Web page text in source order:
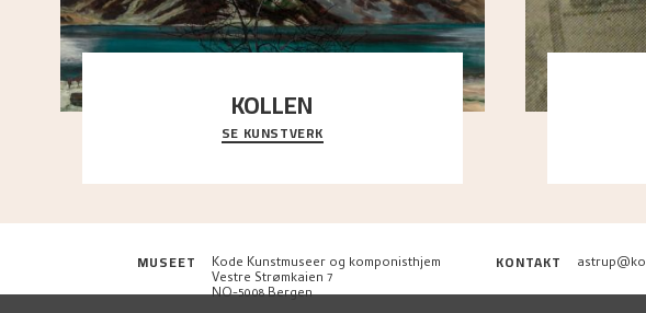
KOLLEN
Et ruvende fjell dominerer bildeflaten, og står i
sterk kontrast til det spinkle rognetreet ute
SE KUNSTVERK Då Astrup
og
MUSEET Kode Kunstmuseer og komponisthjem
Vestre Strømkaien 7
NO-5008 Bergen
KONTAKT